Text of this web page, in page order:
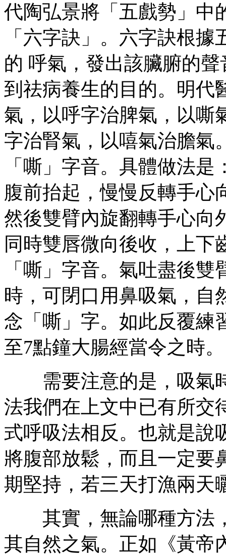
代陶弘景將「五戲勢」中
「六字訣」。六字訣根
的 呼氣，發出該臟腑的
到祛病養生的目的。明代
氣，以呼字治脾氣，以嘶
字治腎氣，以嘻氣治膽氣
「嘶」字音。具體做法
腹前抬起，慢慢反轉手心
然後雙臂內旋翻轉手心向
同時雙唇微向後收，上下
「嘶」字音。氣吐盡後
時，可閉口用鼻吸氣，自
念「嘶」字。如此反覆練
至7點鐘大腸經當令之時。
需要注意的是，吸氣
法我們在上文中已有所交
式呼吸法相反。也就是說
將腹部放鬆，而且一定要
期堅持，若三天打漁兩天
其實，無論哪種方法
其自然之氣。正如《黃帝